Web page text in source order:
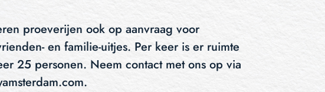
proeverijen ook op aanvraag voor
en familie-uitjes. Per keer is er ruimte
25 personen. Neem contact met ons op via
.